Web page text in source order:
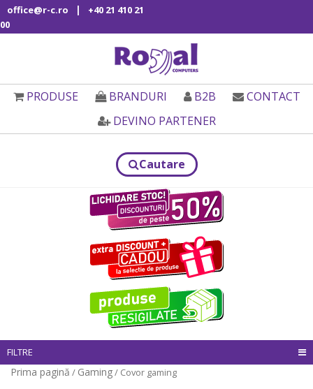
office@r-c.ro |
+40 21 410 21
00
PRODUSE BRANDURI B2B
CONTACT
DEVINO PARTENER
Cautare
FILTRE
Prima pagină / Gaming/ Covor gaming